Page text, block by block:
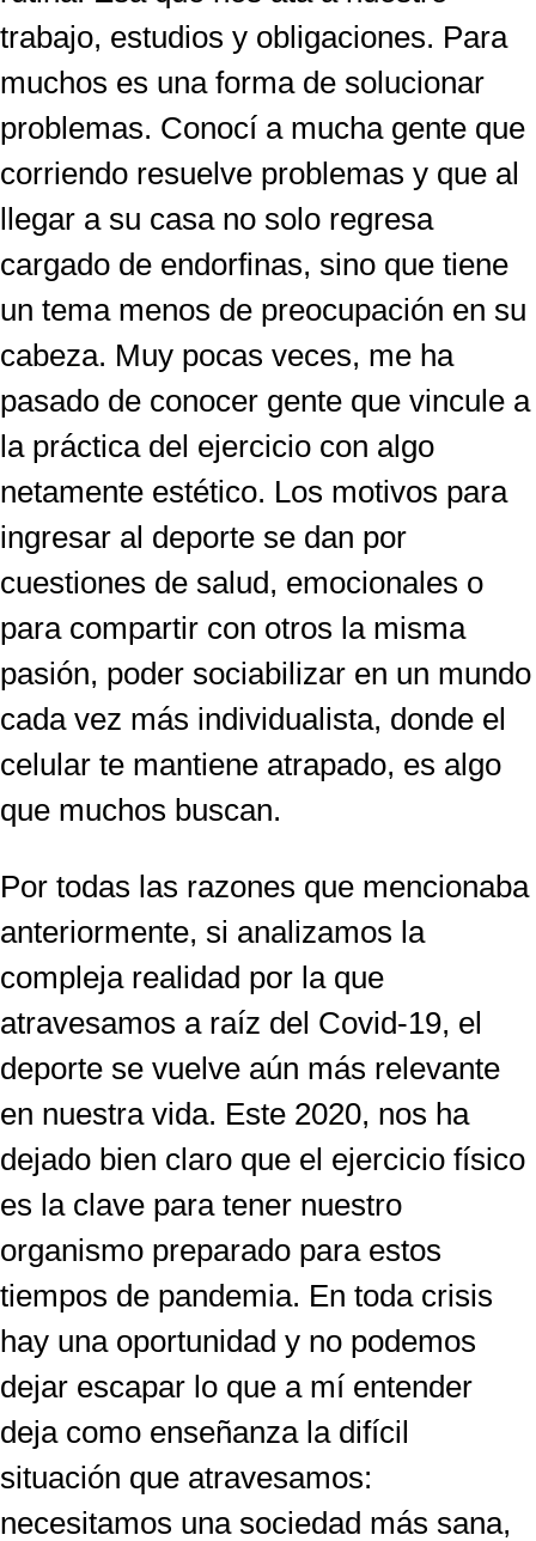
trabajo, estudios y obligaciones. Para
muchos es una forma de solucionar
problemas. Conocí a mucha gente que
corriendo resuelve problemas y que al
llegar a su casa no solo regresa
cargado de endorfinas, sino que tiene
un tema menos de preocupación en su
cabeza. Muy pocas veces, me ha
pasado de conocer gente que vincule a
la práctica del ejercicio con algo
netamente estético. Los motivos para
ingresar al deporte se dan por
cuestiones de salud, emocionales o
para compartir con otros la misma
pasión, poder sociabilizar en un mundo
cada vez más individualista, donde el
celular te mantiene atrapado, es algo
que muchos buscan.
Por todas las razones que mencionaba
anteriormente, si analizamos la
compleja realidad por la que
atravesamos a raíz del Covid-19, el
deporte se vuelve aún más relevante
en nuestra vida. Este 2020, nos ha
dejado bien claro que el ejercicio físico
es la clave para tener nuestro
organismo preparado para estos
tiempos de pandemia. En toda crisis
hay una oportunidad y no podemos
dejar escapar lo que a mí entender
deja como enseñanza la difícil
situación que atravesamos:
necesitamos una sociedad más sana,